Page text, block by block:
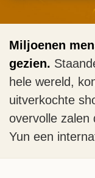
Miljoenen
gezien.
hele wereld,
uitverkochte
overvolle zalen
Yun een